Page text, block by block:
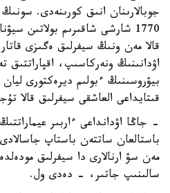
جوبالارىنان انىق كورىنەدى.
1770 شارشى شاقىرىم بولاتىن
قالا مەن ونىڭ سيفرلىق ەگىزى
اۋدانىنىڭ ونەركاسىپ، اقپاراتتىق
بيۋروسىنىڭ ءبولىم ديرەكتورى
قىتايداعى العاشقى سيفرلىق قالا
- جاڭا اۋدانداعى ءاربىر
باستالعان ساتتەن باستاپ
مەن سۋ ارنالارى دا سيفرلىق
سالىنىپ جاتىر، - دەدى ول.